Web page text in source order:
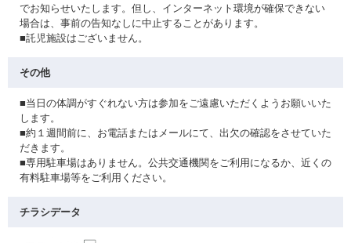
でお知らせいたします。但し、インターネット環境が確保できない
場合は、事前の告知なしに中止することがあります。
■託児施設はございません。
その他
■当日の体調がすぐれない方は参加をご遠慮いただくようお願いいた
します。
■約１週間前に、お電話またはメールにて、出欠の確認をさせていた
だきます。
■専用駐車場はありません。公共交通機関をご利用になるか、近くの
有料駐車場等をご利用ください。
チラシデータ